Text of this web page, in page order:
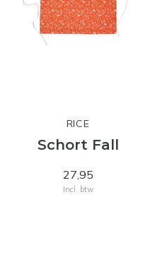
RICE
Schort Fall
27,95
Incl. btw